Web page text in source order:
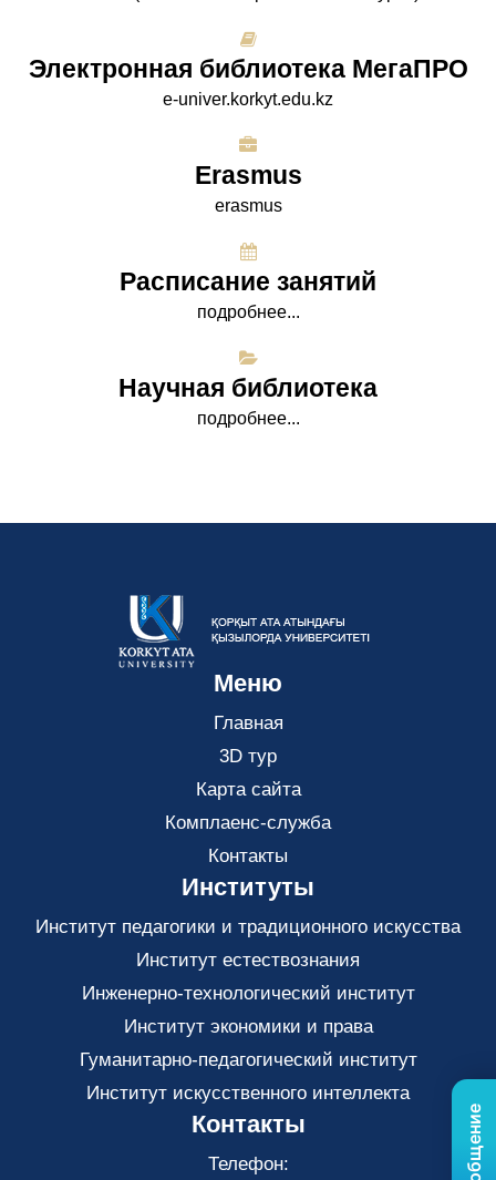
Электронная библиотека МегаПРО
e-univer.korkyt.edu.kz
Erasmus
erasmus
Расписание занятий
подробнее...
Научная библиотека
подробнее...
Меню
Главная
3D тур
Карта сайта
Комплаенс-служба
Контакты
Институты
Институт педагогики и традиционного искусства
Институт естествознания
Инженерно-технологический институт
Институт экономики и права
Гуманитарно-педагогический институт
Институт искусственного интеллекта
Контакты
Телефон: